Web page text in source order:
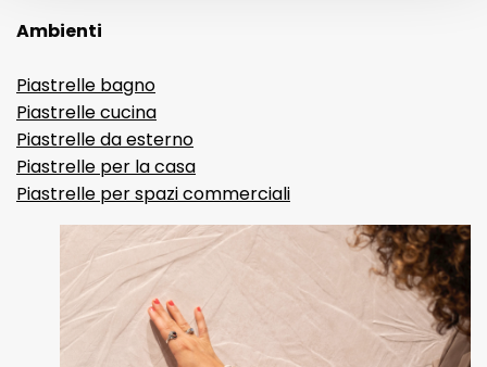
Ambienti
Piastrelle bagno
Piastrelle cucina
Piastrelle da esterno
Piastrelle per la casa
Piastrelle per spazi commerciali